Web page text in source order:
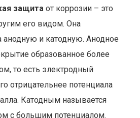
защита от коррозии – это
его видом. Она
анодную и катодную. Анодное
образованное более
то есть электродный
отрицательнее потенциала
Катодным называется
с большим потенциалом.